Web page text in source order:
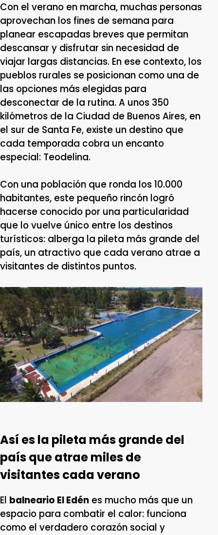
Con el verano en marcha, muchas personas
aprovechan los fines de semana para
planear escapadas breves que permitan
descansar y disfrutar sin necesidad de
viajar largas distancias. En ese contexto, los
pueblos rurales se posicionan como una de
las opciones más elegidas para
desconectar de la rutina. A unos 350
kilómetros de la Ciudad de Buenos Aires, en
el sur de Santa Fe, existe un destino que
cada temporada cobra un encanto
especial: Teodelina.
Con una población que ronda los 10.000
habitantes, este pequeño rincón logró
hacerse conocido por una particularidad
que lo vuelve único entre los destinos
turísticos: alberga la pileta más grande del
país, un atractivo que cada verano atrae a
visitantes de distintos puntos.
Así es la pileta más grande del
país que atrae miles de
visitantes cada verano
El balneario El Edén es mucho más que un
espacio para combatir el calor: funciona
como el verdadero corazón social y